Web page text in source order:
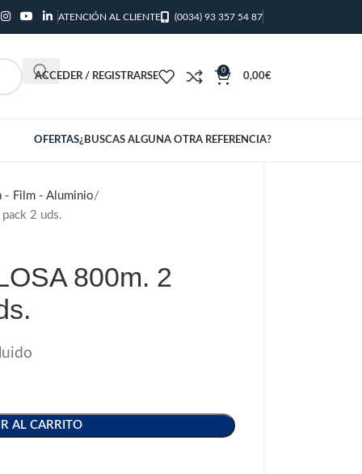
ATENCIÓN AL CLIENTE (0034) 93 357 54 87
ACCEDER / REGISTRARSE
0
0,00€
OFERTAS¿BUSCAS ALGUNA OTRA REFERENCIA?
- Film - Aluminio
2 uds.
800m. 2
AL CARRITO